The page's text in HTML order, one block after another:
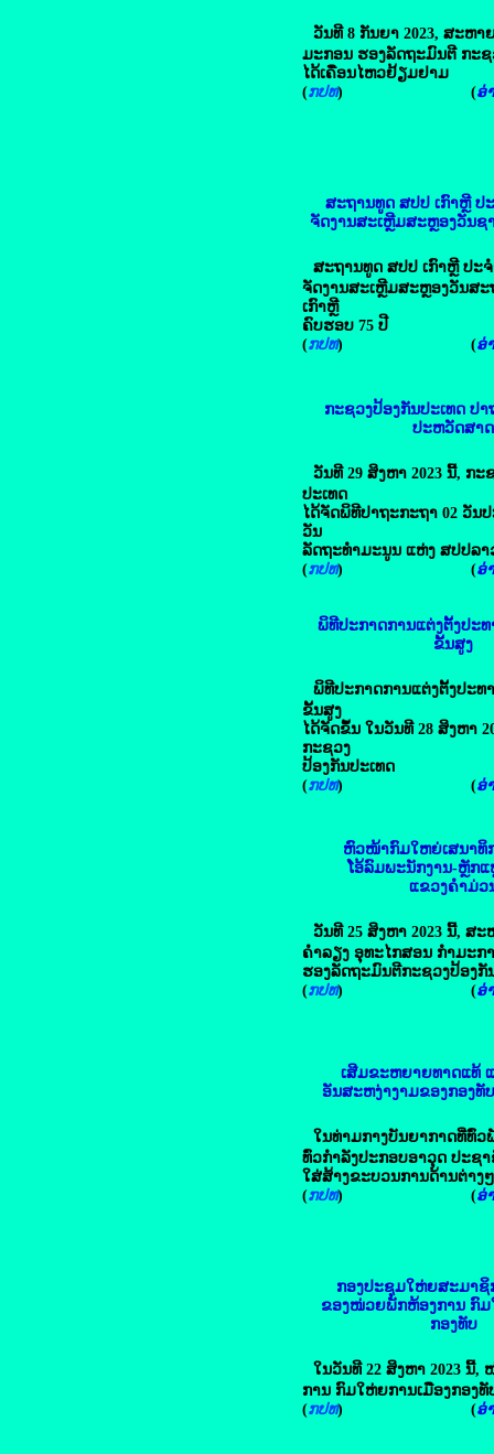
ວັນທີ 8 ກັນຍາ 2023, ສະຫ
ມະກອນ ຮອງລັດຖະມົນຕີ ກະຊ
ໄດ້ເຄື່ອນໄຫວຢ້ຽມຢາມ
(ກປທ) (ອ່
ສະຖານທູດ ສປປ ເກົາຫຼີ ປ
ຈັດງານສະເຫຼີມສະຫຼອງວັນຊ
ສະຖານທູດ ສປປ ເກົາຫຼີ ປະ
ຈັດງານສະເຫຼີມສະຫຼອງວັນສະ
ເກົາຫຼີ
ຄົບຮອບ 75 ປີ
(ກປທ) (ອ່
ກະຊວງປ້ອງກັນປະເທດ ປາ
ປະຫວັດສາດ
ວັນທີ 29 ສິງຫາ 2023 ນີ້, ກະ
ປະເທດ
ໄດ້ຈັດພິທີປາຖະກະຖາ 02 ວັນ
ວັນ
ລັດຖະທຳມະນູນ ແຫ່ງ ສປປລາ
(ກປທ) (ອ່
ພິທີປະກາດການແຕ່ງຕັ້ງປະ
ຂັ້ນສູງ
ພິທີປະກາດການແຕ່ງຕັ້ງປະທ
ຂັ້ນສູງ
ໄດ້ຈັດຂຶ້ນ ໃນວັນທີ 28 ສິງຫາ
ກະຊວງ
ປ້ອງກັນປະເທດ
(ກປທ) (ອ່
ຫົວໜ້າກົມໃຫຍ່ເສນາທິ
ໂອ້ລົມພະນັກງານ-ຫຼັກ
ແຂວງຄໍາມ່ວ
ວັນທີ 25 ສິງຫາ 2023 ນີ້, ສ
ຄໍາລຽງ ອຸທະໄກສອນ ກໍາມະກ
ຮອງລັດຖະມົນຕີກະຊວງປ້ອງກັ
(ກປທ) (ອ່
ເສີມຂະຫຍາຍທາດແທ້
ອັນສະຫງ່າງາມຂອງກອງທັ
ໃນທ່າມກາງບັນຍາກາດທີ່ທົ່ວ
ທົ່ວກຳລັງປະກອບອາວຸດ ປະຊ
ໃສ່ສ້າງຂະບວນການດ້ານຕ່າງໆ
(ກປທ) (ອ່
ກອງປະຊຸມໃຫ່ຍສະມາ
ຂອງໜ່ວຍພັກຫ້ອງການ ກົມ
ກອງທັບ
ໃນວັນທີ 22 ສິງຫາ 2023 ນີ້
ການ ກົມໃຫ່ຍການເມືອງກອງທັ
(ກປທ) (ອ່